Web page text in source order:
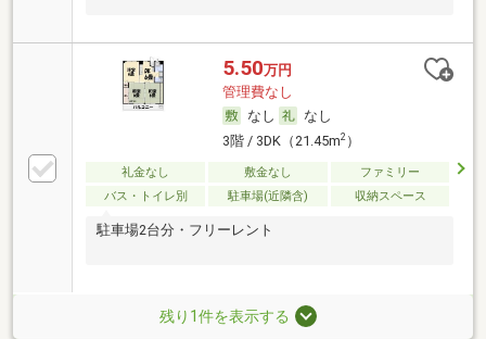
5.50万円
管理費なし
なし
なし
3階 / 3DK（21.45m2）
礼金なし 敷金なし
ファミリー
バス・トイレ別
駐車場(近隣含) 収納スペース
駐車場2台分・フリーレント
残り1件を表示する